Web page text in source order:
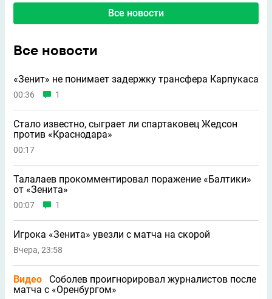
Все новости
Все новости
«Зенит» не понимает задержку трансфера Карпукаса
00:36 1
Стало известно, сыграет ли спартаковец Жедсон
против «Краснодара»
00:17
Талалаев прокомментировал поражение «Балтики»
от «Зенита»
00:07 1
Игрока «Зенита» увезли с матча на скорой
Вчера, 23:58
Видео
Соболев проигнорировал журналистов после
матча с «Оренбургом»